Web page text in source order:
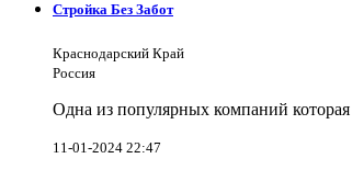
Стройка Без Забот
Краснодарский Край
Россия
Одна из популярных компаний
11-01-2024 22:47